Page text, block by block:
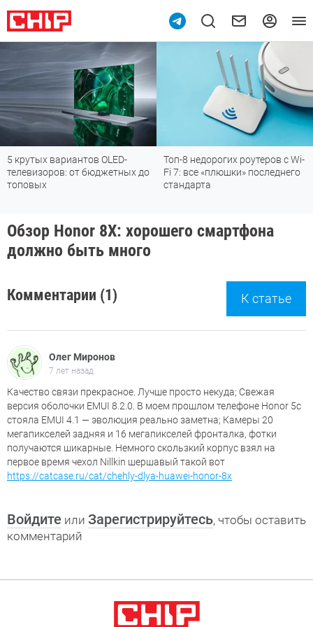
5 крутых вариантов OLED-
телевизоров: от бюджетных до
топовых
Топ-8 недорогих роутеров с Wi-
Fi 7: все «плюшки» последнего
стандарта
Обзор Honor 8X: хорошего смартфона
должно быть много
Комментарии (1) К статье
Олег Миронов
7 лет назад
Качество связи прекрасное. Лучше просто некуда; Свежая
версия оболочки EMUI 8.2.0. В моем прошлом телефоне Honor 5c
стояла EMUI 4.1 — эволюция реально заметна; Камеры 20
мегапикселей задняя и 16 мегапикселей фронталка, фотки
получаются шикарные. Немного скользкий корпус взял на
первое время чехол Nillkin шершавый такой вот
https://catcase.ru/cat/chehly-dlya-huawei-honor-8x
Войдите или Зарегистрируйтесь, чтобы оставить
комментарий